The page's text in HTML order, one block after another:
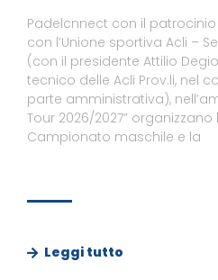
Padelcnnect con il
con l’Unione sportiva Acli –
(con il presidente Attilio
tecnico delle Acli Prov.li, nel
parte amministrativa),
Tour 2026/2027”
Campionato maschile e la
Leggi tutto